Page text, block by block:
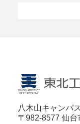
八木山キャンパス
〒982-8577 仙